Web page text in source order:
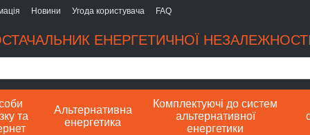
Новини Угода користувача FAQ
ЕНЕРГЕТИЧНОЇ
та
Альтернативна
енергетика
Комплектуючі до систем
альтернативної
енергетики